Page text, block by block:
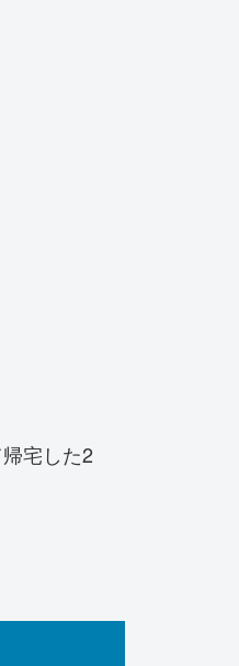
宅した2